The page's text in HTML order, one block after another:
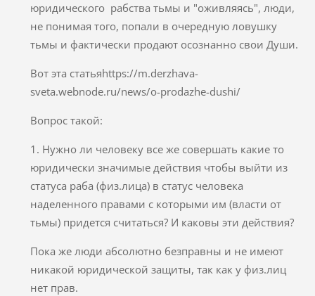
юридического рабства тьмы и "оживляясь", люди,
не понимая того, попали в очередную ловушку
тьмы и фактически продают осознанно свои Души.
Вот эта статьяhttps://m.derzhava-
sveta.webnode.ru/news/o-prodazhe-dushi/
Вопрос такой:
1. Нужно ли человеку все же совершать какие то
юридически значимые действия чтобы выйти из
статуса раба (физ.лица) в статус человека
наделенного правами с которыми им (власти от
тьмы) придется считаться? И каковы эти действия?
Пока же люди абсолютно безправны и не имеют
никакой юридической защиты, так как у физ.лиц
нет прав.